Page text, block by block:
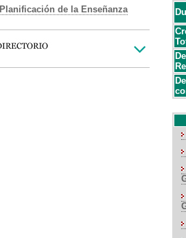
Planificación de la Enseñanza